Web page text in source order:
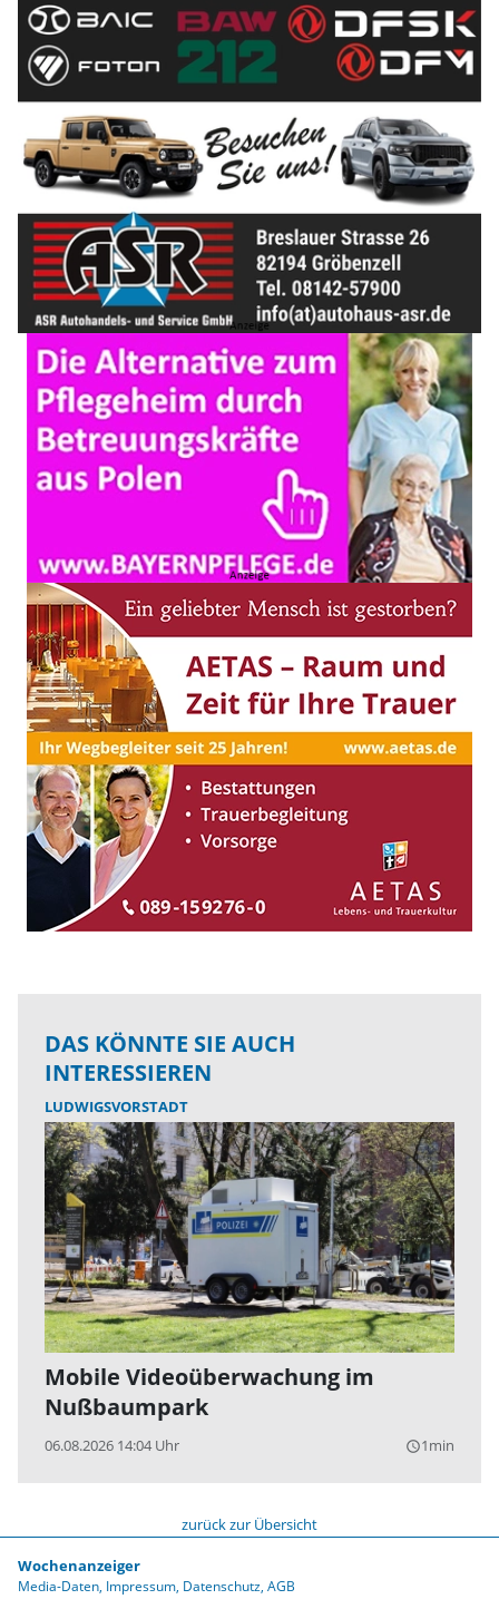
DAS KÖNNTE SIE AUCH
INTERESSIEREN
LUDWIGSVORSTADT
Mobile Videoüberwachung im
Nußbaumpark
06.08.2026 14:04 Uhr query_builder1min
zurück zur Übersicht
Wochenanzeiger
Media-Daten Impressum Datenschutz AGB